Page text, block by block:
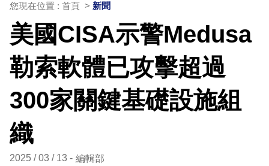
您現在位置 : 首頁 > 新聞
美國CISA示警Medusa
勒索軟體已攻擊超過
300家關鍵基礎設施組
織
2025 / 03 / 13 編輯部